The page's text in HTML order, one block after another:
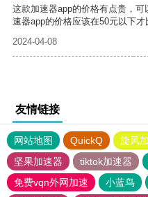
这款加速器app的价格有点贵，
速器app的价格应该在50元以下才
2024-04-08
友情链接
网站地图 QuickQ 旋风
坚果加速器
tiktok加速器
免费vqn外网加速
小蓝鸟